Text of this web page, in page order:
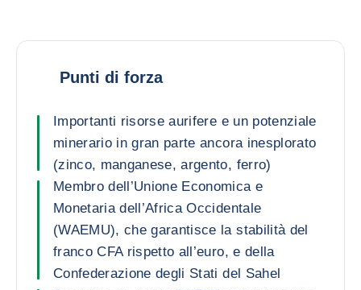
Punti di forza
Importanti risorse aurifere e un potenziale
minerario in gran parte ancora inesplorato
(zinco, manganese, argento, ferro)
Membro dell’Unione Economica e
Monetaria dell’Africa Occidentale
(WAEMU), che garantisce la stabilità del
franco CFA rispetto all’euro, e della
Confederazione degli Stati del Sahel